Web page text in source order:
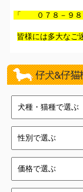
新し
2026/07/03新し
2026/07/03新し
新し
2026/06/27新し
2026/06/27新し
2026/06/20
新し
2026/06/20新し
2026/06/20
2026/06/13新し
2026/06/13
2026/06/13新し
「 ０７８－９
皆様には多大なご
仔犬&仔猫